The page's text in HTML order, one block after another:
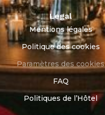
Legal
Mentions légales
Politique des cookies
Paramètres des cookies
FAQ
Politiques de l’Hôtel